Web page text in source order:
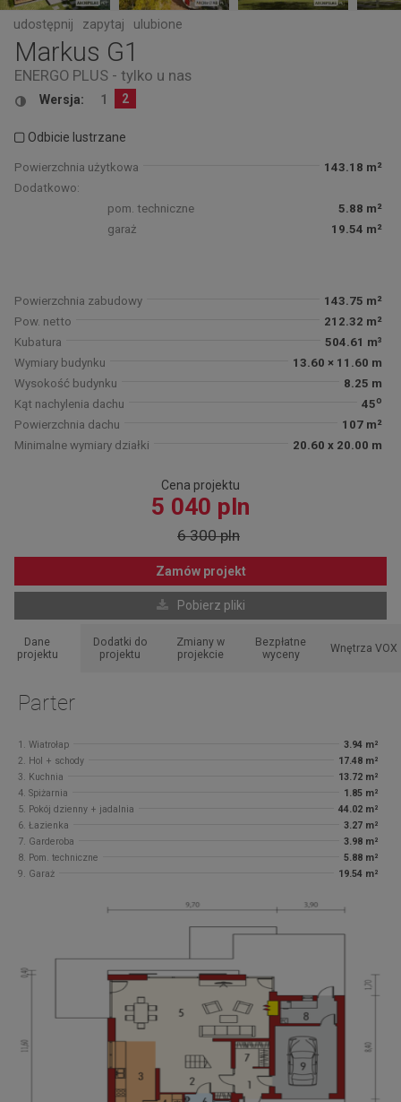
udostępnij zapytaj ulubione
Markus G1
ENERGO PLUS - tylko u nas
Wersja: 1 2
Odbicie lustrzane
Powierzchnia użytkowa
143.18 m²
Dodatkowo:
pom. techniczne
5.88 m²
garaż
19.54 m²
Powierzchnia zabudowy
143.75 m²
Pow. netto
212.32 m²
Kubatura
504.61 m³
Wymiary budynku
13.60 × 11.60 m
Wysokość budynku
8.25 m
Kąt nachylenia dachu
45o
Powierzchnia dachu
107 m²
Minimalne wymiary działki
20.60 x 20.00 m
Cena projektu
5 040 pln
6 300 pln
Zamów projekt
Pobierz pliki
Dane
projektu
Dodatki do
projektu
Zmiany w
projekcie
Bezpłatne
wyceny
Wnętrza VOX
Parter
1. Wiatrołap
3.94 m²
2. Hol + schody
17.48 m²
3. Kuchnia
13.72 m²
4. Spiżarnia
1.85 m²
5. Pokój dzienny + jadalnia
44.02 m²
6. Łazienka
3.27 m²
7. Garderoba
3.98 m²
8. Pom. techniczne
5.88 m²
9. Garaż
19.54 m²